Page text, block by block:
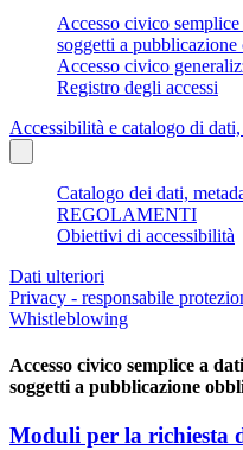
Accesso civico
soggetti a pubblicazione
Accesso civico
Registro degli accessi
Accessibilità e catalogo di
Catalogo dei dati,
REGOLAMENTI
Obiettivi di accessibilità
Dati ulteriori
Privacy - responsabile
Whistleblowing
Accesso civico semplice a
soggetti a pubblicazione
Moduli per la richiesta